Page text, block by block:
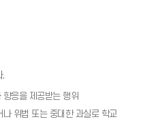
.
응을 제공받는 행위
위법 또는 중대한 과실로 학교